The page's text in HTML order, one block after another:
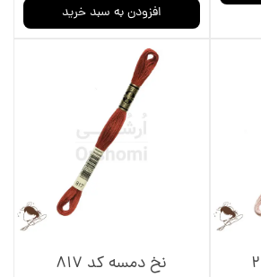
افزودن به سبد خرید
نخ دمسه کد 817